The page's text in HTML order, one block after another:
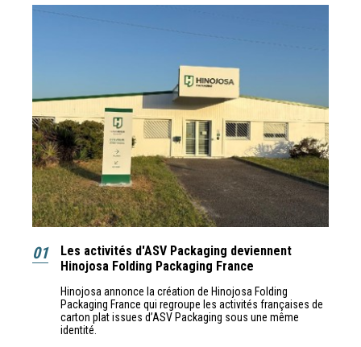
01
Les activités d'ASV Packaging deviennent
Hinojosa Folding Packaging France
Hinojosa annonce la création de Hinojosa Folding
Packaging France qui regroupe les activités françaises de
carton plat issues d’ASV Packaging sous une même
identité.